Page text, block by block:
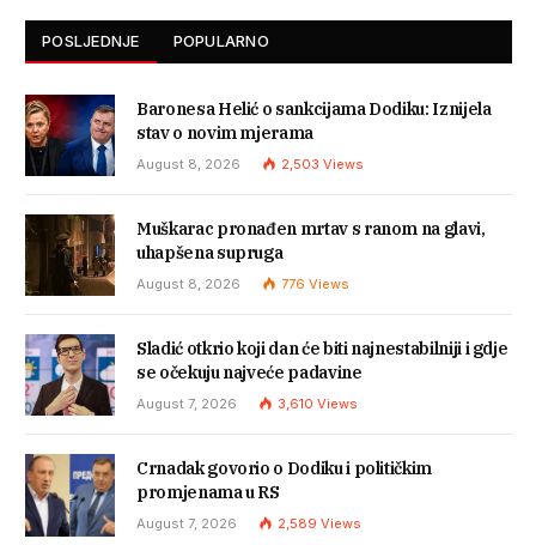
POSLJEDNJE POPULARNO
Baronesa Helić o sankcijama Dodiku: Iznijela
stav o novim mjerama
August 8, 2026 2,503 Views
Muškarac pronađen mrtav s ranom na glavi,
uhapšena supruga
August 8, 2026 776 Views
Sladić otkrio koji dan će biti najnestabilniji i gdje
se očekuju najveće padavine
August 7, 2026 3,610 Views
Crnadak govorio o Dodiku i političkim
promjenama u RS
August 7, 2026 2,589 Views